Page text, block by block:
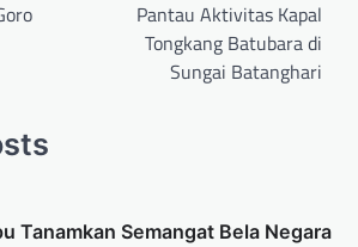
Pantau Aktivitas Kapal
Tongkang Batubara di
Sungai Batanghari
Tanamkan Semangat Bela Negara